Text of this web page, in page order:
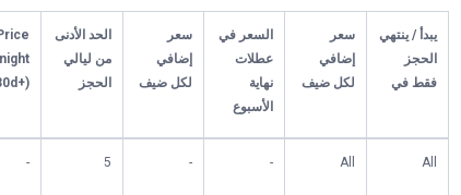
الحد الأدنى
من ليالي
الحجز
سعر
إضافي
لكل ضيف
السعر في
عطلات
نهاية
الأسبوع
سعر
إضافي
لكل ضيف
يبدأ / ينتهي
الحجز
فقط في
- 5 - - All All